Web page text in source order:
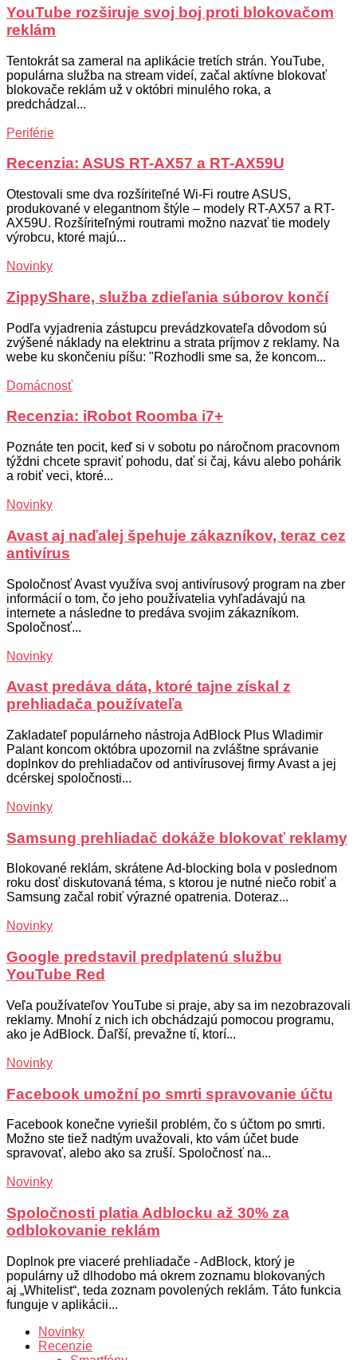
YouTube rozširuje svoj boj proti blokovačom
reklám
Tentokrát sa zameral na aplikácie tretích strán. YouTube,
populárna služba na stream videí, začal aktívne blokovať
blokovače reklám už v októbri minulého roka, a
predchádzal...
Periférie
Recenzia: ASUS RT-AX57 a RT-AX59U
Otestovali sme dva rozšíriteľné Wi-Fi routre ASUS,
produkované v elegantnom štýle – modely RT-AX57 a RT-
AX59U. Rozšíriteľnými routrami možno nazvať tie modely
výrobcu, ktoré majú...
Novinky
ZippyShare, služba zdieľania súborov končí
Podľa vyjadrenia zástupcu prevádzkovateľa dôvodom sú
zvýšené náklady na elektrinu a strata príjmov z reklamy. Na
webe ku skončeniu píšu: "Rozhodli sme sa, že koncom...
Domácnosť
Recenzia: iRobot Roomba i7+
Poznáte ten pocit, keď si v sobotu po náročnom pracovnom
týždni chcete spraviť pohodu, dať si čaj, kávu alebo pohárik
a robiť veci, ktoré...
Novinky
Avast aj naďalej špehuje zákazníkov, teraz cez
antivírus
Spoločnosť Avast využíva svoj antivírusový program na zber
informácií o tom, čo jeho používatelia vyhľadávajú na
internete a následne to predáva svojim zákazníkom.
Spoločnosť...
Novinky
Avast predáva dáta, ktoré tajne získal z
prehliadača používateľa
Zakladateľ populárneho nástroja AdBlock Plus Wladimir
Palant koncom októbra upozornil na zvláštne správanie
doplnkov do prehliadačov od antivírusovej firmy Avast a jej
dcérskej spoločnosti...
Novinky
Samsung prehliadač dokáže blokovať reklamy
Blokované reklám, skrátene Ad-blocking bola v poslednom
roku dosť diskutovaná téma, s ktorou je nutné niečo robiť a
Samsung začal robiť výrazné opatrenia. Doteraz...
Novinky
Google predstavil predplatenú službu
YouTube Red
Veľa používateľov YouTube si praje, aby sa im nezobrazovali
reklamy. Mnohí z nich ich obchádzajú pomocou programu,
ako je AdBlock. Ďaľší, prevažne tí, ktorí...
Novinky
Facebook umožní po smrti spravovanie účtu
Facebook konečne vyriešil problém, čo s účtom po smrti.
Možno ste tiež nadtým uvažovali, kto vám účet bude
spravovať, alebo ako sa zruší. Spoločnosť na...
Novinky
Spoločnosti platia Adblocku až 30% za
odblokovanie reklám
Doplnok pre viaceré prehliadače - AdBlock, ktorý je
populárny už dlhodobo má okrem zoznamu blokovaných
aj „Whitelist“, teda zoznam povolených reklám. Táto funkcia
funguje v aplikácii...
Novinky
Recenzie